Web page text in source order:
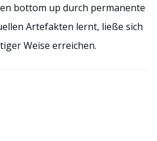
bottom up durch permanente
Artefakten lernt, ließe sich
Weise erreichen.